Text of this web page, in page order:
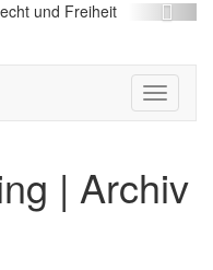
Next
Toggle
| Archiv